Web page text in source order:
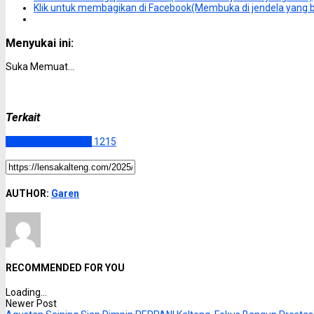
Klik untuk membagikan di Facebook(Membuka di jendela yang
Menyukai ini:
Suka Memuat...
Terkait
1215
AUTHOR: Garen
RECOMMENDED FOR YOU
Loading...
Newer Post